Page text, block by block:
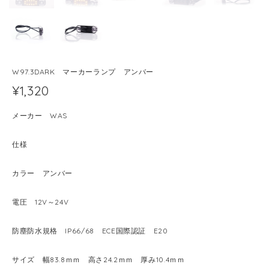
W97.3DARK マーカーランプ アンバー
¥1,320
メーカー WAS
仕様
カラー アンバー
電圧 12V～24V
防塵防水規格 IP66/68 ECE国際認証 E20
サイズ 幅83.8ｍｍ 高さ24.2ｍｍ 厚み10.4ｍｍ